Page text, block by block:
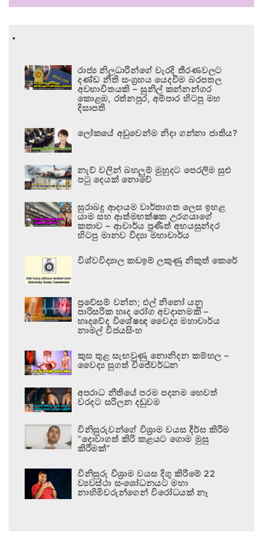
.
රාජ්‍ය නිලධාරීන්ගේ වැරදි තීරණවලට
දණ්ඩ නීති සංග්‍රහය යෙදවීම බරපතල
අවභාවිතයකි – සුනිල් කන්නන්ගර
කොළඹ, රත්නපුර, අම්පාර හිටපු මහ
දිසාපති
ලෝකයේ අඩුවෙන්ම නිදා ගන්නා ජාතිය?
නැව් වලින් බහලුම් මුහුදට පෙරලීම සුළු
පටු දෙයක් නොවේ
සුරාබදු ආදායම වාර්තාගත ලෙස ඉහළ
යාම සහ ආත්මභක්ෂක උරගයාගේ
කතාව – ආචාර්ය ප්‍රණීත් අභයසුන්දර
හිටපු මානව විද්‍යා මහාචාර්ය
විශ්වවිද්‍යාල කඩඉම් ලකුණු නිකුත් කෙරේ
ප්‍රවේසම් වන්න; එල් නිනෝ යනු
පාරිසරික හෘද රෝග අවදානමකි –
හෘදවේද විශේෂඥ වෛද්‍ය මහාචාර්ය
නාමල් විජයසිංහ
කුස තුළ සැඟවුණු නොනිදන කම්හල –
වෛද්‍ය සුගත් විජේවර්ධන
අපරාධ නීතියේ පරම පදනම හෙවත්
වරදට සරිලන දඬුවම
විනිසුරුවන්ගේ විශ්‍රාම වයස දීර්ඝ කිරීම
“දොවාගත් කිරි කළයට ගොම මුසු
කිරීමක්”
විනිසුරු විශ්‍රාම වයස දිගු කිරීමේ 22
ව්‍යවස්ථා සංශෝධනයට මහා
නාහිමිවරුන්ගෙන් විරෝධයක් නෑ